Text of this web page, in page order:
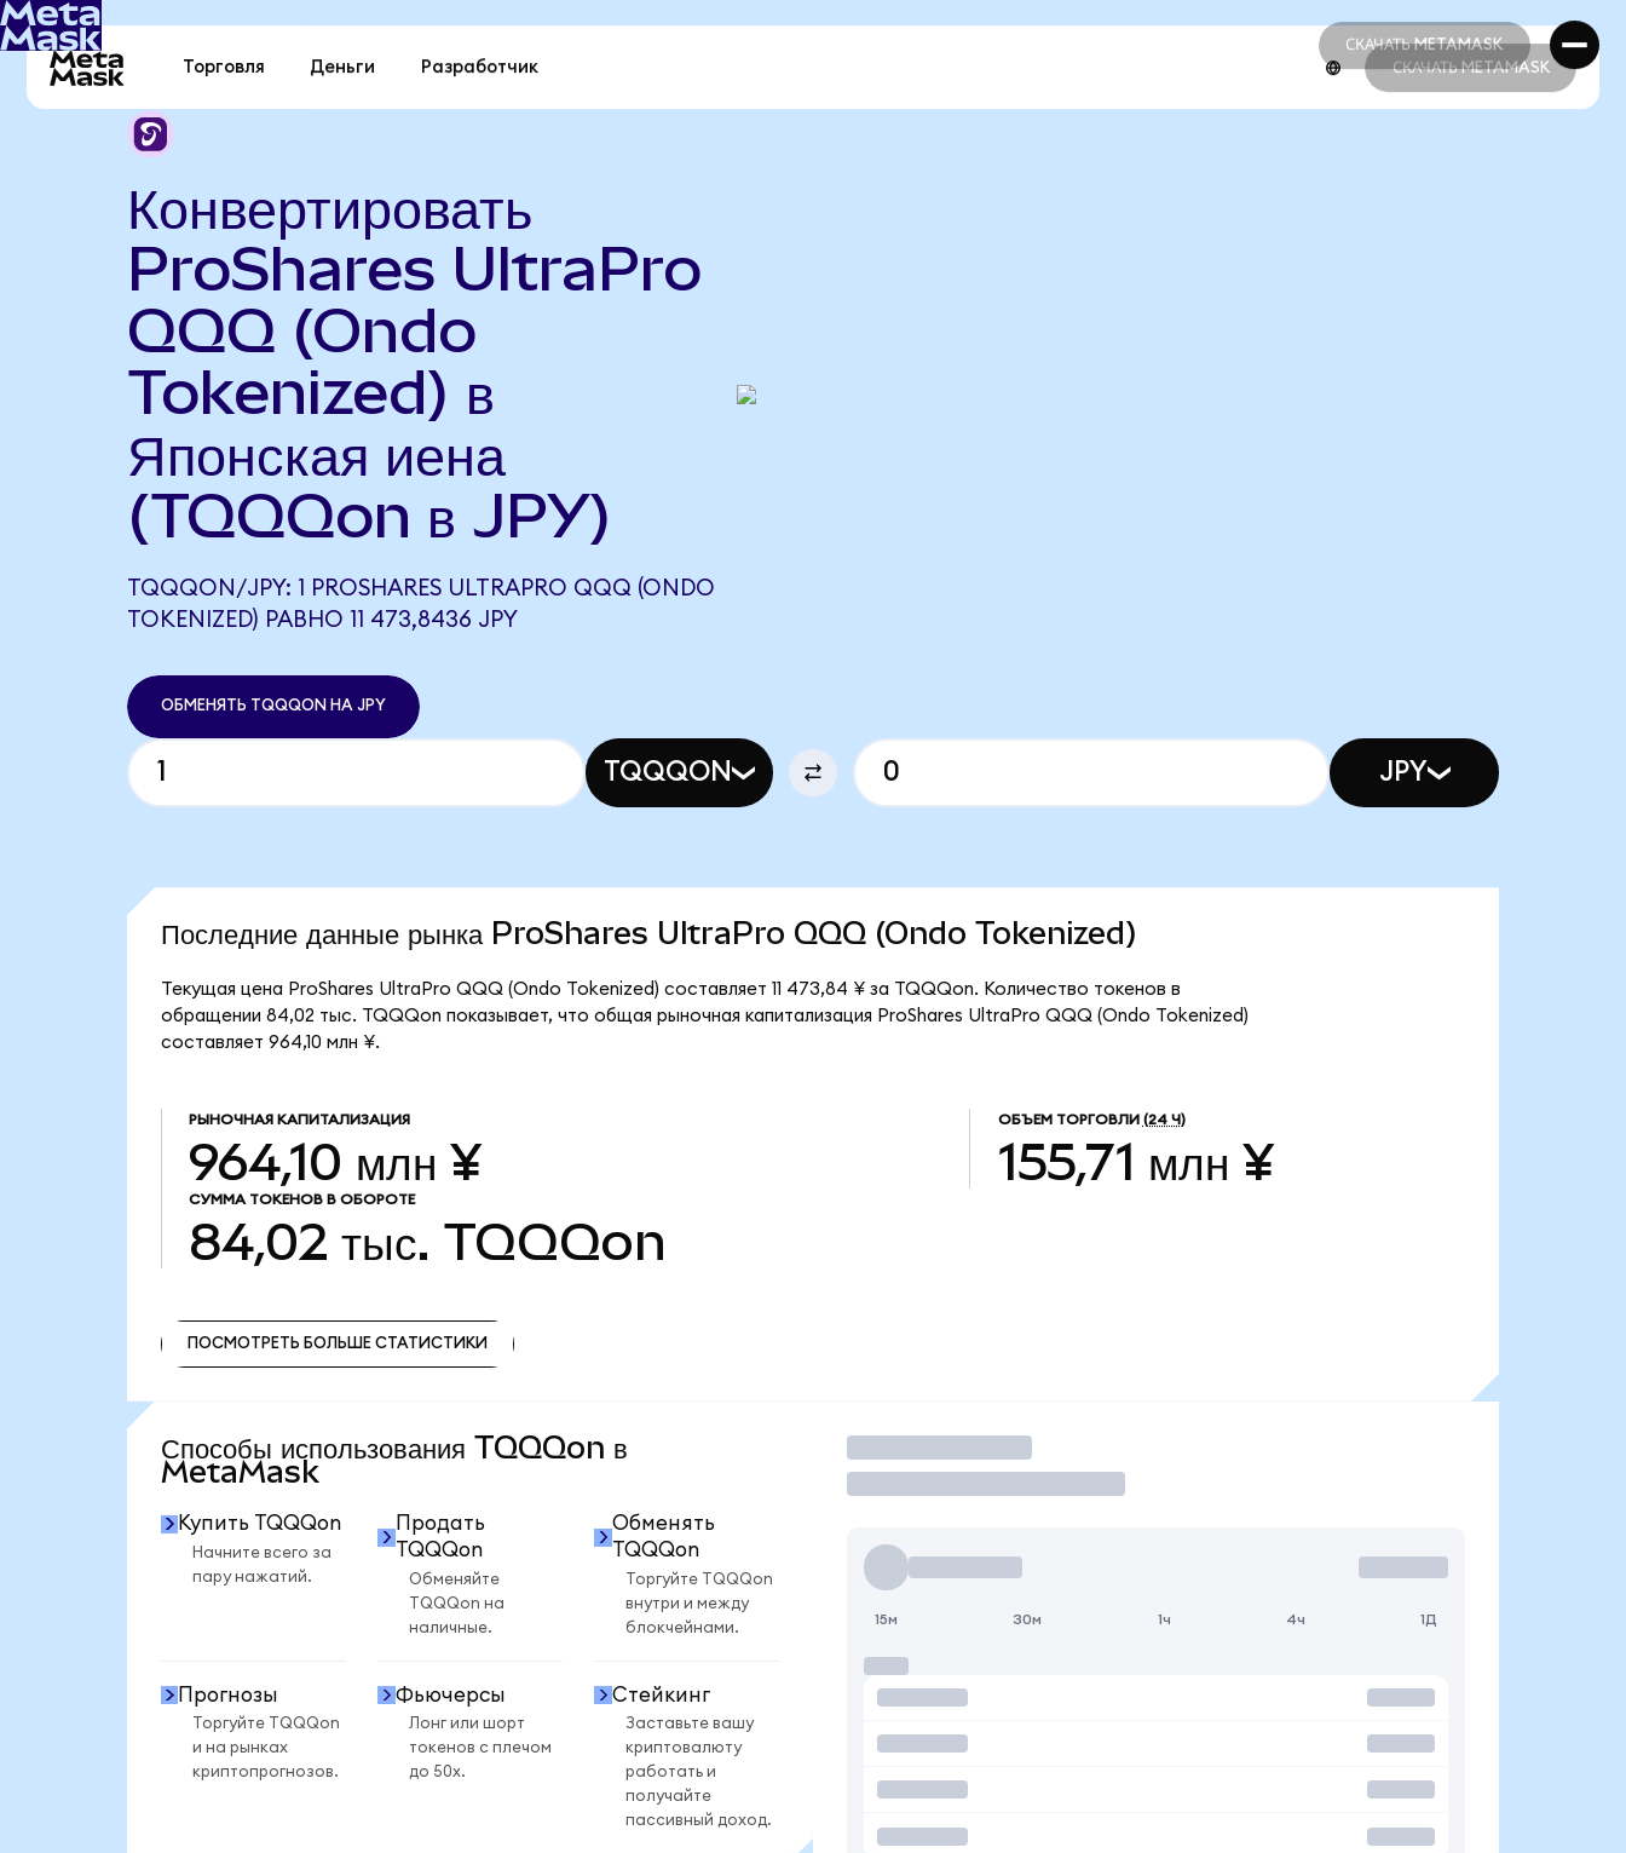
СКАЧАТЬ METAMASK
СКАЧАТЬ METAMASK
Торговля Деньги Разработчик СКАЧАТЬ METAMASK
Конвертировать
ProShares UltraPro
QQQ (Ondo
Tokenized) в
Японская иена
(TQQQon в JPY)
TQQQON/JPY: 1 PROSHARES ULTRAPRO QQQ (ONDO
TOKENIZED) РАВНО 11 473,8436 JPY
ОБМЕНЯТЬ TQQQON НА JPY
TQQQON JPY
Последние данные рынка ProShares UltraPro QQQ (Ondo Tokenized)
Текущая цена ProShares UltraPro QQQ (Ondo Tokenized) составляет 11 473,84 ¥ за TQQQon. Количество токенов в
обращении 84,02 тыс. TQQQon показывает, что общая рыночная капитализация ProShares UltraPro QQQ (Ondo Tokenized)
составляет 964,10 млн ¥.
РЫНОЧНАЯ КАПИТАЛИЗАЦИЯ
964,10 млн ¥
ОБЪЕМ ТОРГОВЛИ (24 Ч)
155,71 млн ¥
СУММА ТОКЕНОВ В ОБОРОТЕ
84,02 тыс. TQQQon
ПОСМОТРЕТЬ БОЛЬШЕ СТАТИСТИКИ
Способы использования TQQQon в
MetaMask
Купить TQQQon
Начните всего за
пару нажатий.
Продать
TQQQon
Обменяйте
TQQQon на
наличные.
Обменять
TQQQon
Торгуйте TQQQon
внутри и между
блокчейнами.
Прогнозы
Торгуйте TQQQon
и на рынках
криптопрогнозов.
Фьючерсы
Лонг или шорт
токенов с плечом
до 50x.
Стейкинг
Заставьте вашу
криптовалюту
работать и
получайте
пассивный доход.
Торговать
15м 30м 1ч 4ч 1Д